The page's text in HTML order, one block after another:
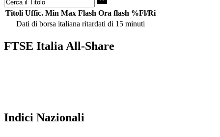
Titoli Uffic. Min Max Flash Ora flash %Fl/Ri
Dati di borsa italiana ritardati di 15 minuti
FTSE Italia All-Share
Indici Nazionali